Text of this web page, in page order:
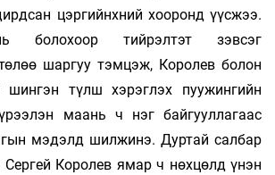
цэргийнхний хооронд үүсжээ.
болохоор тийрэлтэт зэвсэг
шаргуу тэмцэж, Королев болон
шингэн түлш хэрэглэх пуужингийн
маань ч нэг байгууллагаас
мэдэлд шилжинэ. Дуртай салбар
Королев ямар ч нөхцөлд үнэн